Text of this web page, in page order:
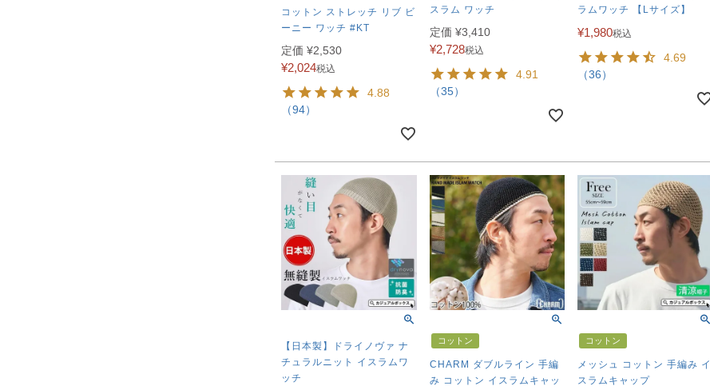
コットン ストレッチ リブ ビ
ーニー ワッチ #KT
定価 ¥2,530
¥2,024税込
4.88
（94）
スラム ワッチ
定価 ¥3,410
¥2,728税込
4.91
（35）
ラムワッチ 【Lサイズ】
¥1,980税込
4.69
（36）
【日本製】ドライノヴァ ナ
チュラルニット イスラムワ
ッチ
コットン
CHARM ダブルライン 手編
み コットン イスラムキャッ
コットン
メッシュ コットン 手編み イ
スラムキャップ